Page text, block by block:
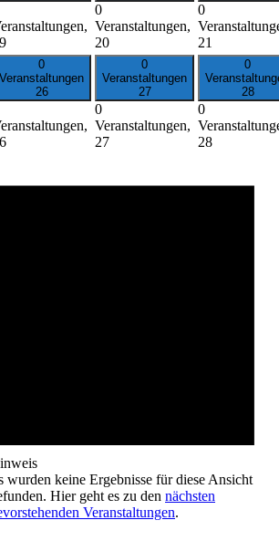
0
Veranstaltungen,
20
0
21
0
Veranstaltungen
26
0
Veranstaltungen
27
0
Veranstaltungen,
27
0
28
0
28
wurden keine Ergebnisse für diese Ansicht
Hier geht es zu den nächsten
Veranstaltungen.